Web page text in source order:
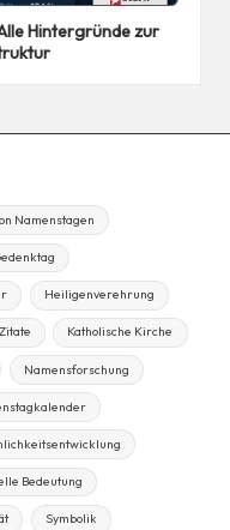
Hintergründe zur
Namenstagen
Heiligenverehrung
Katholische Kirche
Namensforschung
Bedeutung
Symbolik